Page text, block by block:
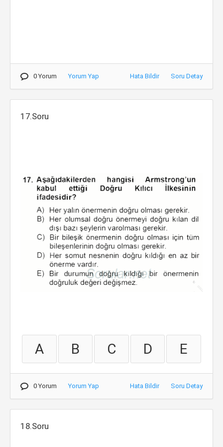
0 Yorum Yorum Yap Hata Bildir Soru Detay
17.Soru
A B C D E
0 Yorum Yorum Yap Hata Bildir Soru Detay
18.Soru